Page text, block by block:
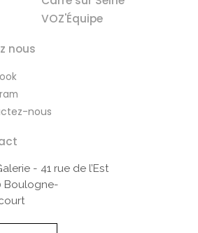
VOZ'Équipe
nous
nous
- 41 rue de l’Est
Boulogne-